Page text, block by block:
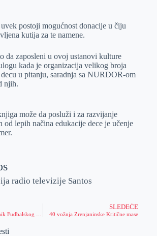
postoji mogućnost donacije u čiju
kutija za te namene.
da zaposleni u ovoj ustanovi kulture
kada je organizacija velikog broja
u pitanju, saradnja sa NURDOR-om
njih.
može da posluži i za razvijanje
od lepih načina edukacije dece je učenje
radio televizije Santos
SLEDEĆE
40 vožnja Zrenjaninske Kritične mase